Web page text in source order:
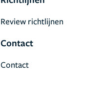
Review richtlijnen
Contact
Contact